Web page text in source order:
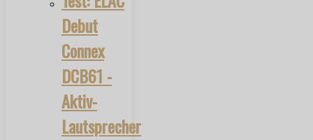
Debut
Connex
DCB61 -
Aktiv-
Lautsprecher